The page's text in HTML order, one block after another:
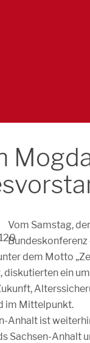
Vom Samstag,
dem Motto
diskutierten ein
im Mittelpunkt.
Anhalt ist
Sachsen-Anhalt